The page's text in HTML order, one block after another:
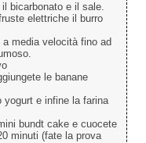
bicarbonato e il sale.
elettriche il burro
media velocità fino ad
le banane
yogurt e infine la farina
bundt cake e cuocete
minuti (fate la prova